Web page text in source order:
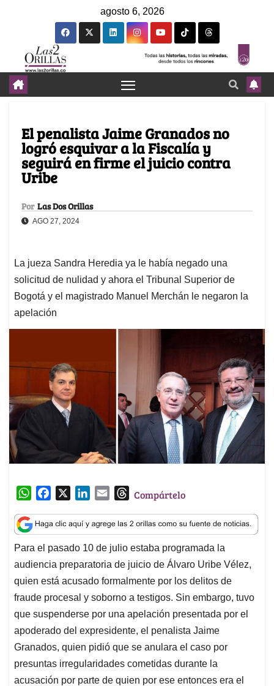
agosto 6, 2026
El penalista Jaime Granados no
logró esquivar a la Fiscalía y
seguirá en firme el juicio contra
Uribe
Por Las Dos Orillas
AGO 27, 2024
La jueza Sandra Heredia ya le había negado una
solicitud de nulidad y ahora el Tribunal Superior de
Bogotá y el magistrado Manuel Merchán le negaron la
apelación
W
a
t
s
A
p
p
c
e
b
o
o
k
n
k
e
d
I
n
a
i
l
T
r
e
a
d
s
Compártelo
Para el pasado 10 de julio estaba programada la
audiencia preparatoria de juicio de Álvaro Uribe Vélez,
quien está acusado formalmente por los delitos de
fraude procesal y soborno a testigos. Sin embargo, tuvo
que suspenderse por una apelación presentada por el
apoderado del expresidente, el penalista Jaime
Granados, quien pidió que se anulara el caso por
presuntas irregularidades cometidas durante la
acusación por parte de quien por ese entonces era el